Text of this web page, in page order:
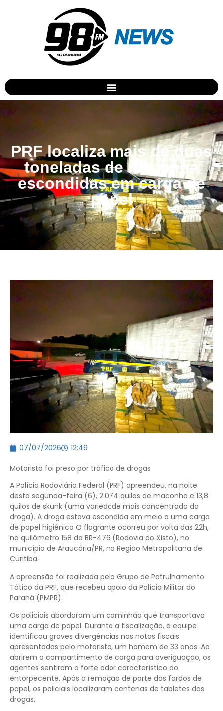
PRF localiza mais de duas
toneladas de maconha
escondidas em carga de
papel
07/07/2026 12:49
Motorista foi preso por tráfico de drogas
​A Polícia Rodoviária Federal (PRF) apreendeu, na noite
desta segunda-feira (6), 2.074 quilos de maconha e 13,8
quilos de skunk (uma variedade mais concentrada da
droga). A droga estava escondida em meio a uma carga
de papel higiênico O flagrante ocorreu por volta das 22h,
no quilômetro 158 da BR-476 (Rodovia do Xisto), no
município de Araucária/PR, na Região Metropolitana de
Curitiba.
​A apreensão foi realizada pelo Grupo de Patrulhamento
Tático da PRF, que recebeu apoio da Polícia Militar do
Paraná (PMPR).
​Os policiais abordaram um caminhão que transportava
uma carga de papel. Durante a fiscalização, a equipe
identificou graves divergências nas notas fiscais
apresentadas pelo motorista, um homem de 33 anos. Ao
abrirem o compartimento de carga para averiguação, os
agentes sentiram o forte odor característico do
entorpecente. ​Após a remoção de parte dos fardos de
papel, os policiais localizaram centenas de tabletes das
drogas.